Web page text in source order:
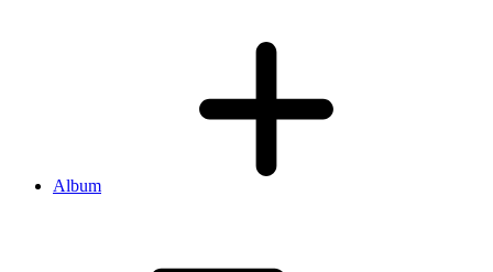
Album